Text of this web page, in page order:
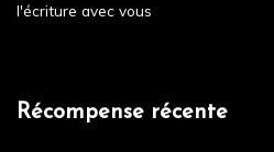
l'écriture avec vous
Récompense récente